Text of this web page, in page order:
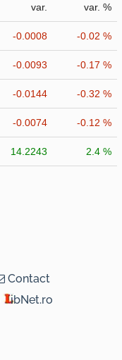
var. var. %
-0.0008 -0.02 %
-0.0093 -0.17 %
-0.0144 -0.32 %
-0.0074 -0.12 %
14.2243 2.4 %
Contact
ibNet.ro